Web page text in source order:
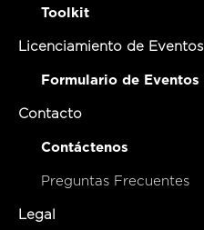
Toolkit
Licenciamiento de Eventos
Formulario de Eventos
Contacto
Contáctenos
Preguntas Frecuentes
Legal